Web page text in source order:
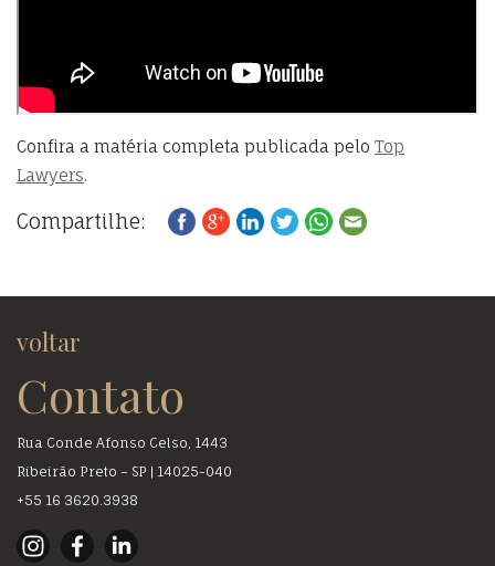
Confira a matéria completa publicada pelo Top
Lawyers.
Compartilhe:
voltar
Contato
Rua Conde Afonso Celso, 1443
Ribeirão Preto – SP | 14025-040
+55 16 3620.3938